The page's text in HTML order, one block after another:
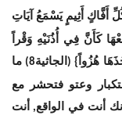
أَفَّاكٍ أَثِيمٍ يَسْمَعُ آيَاتِ
كَأَنَّ فِي أُذُنَيْهِ وَقْراً
هُزُواً } ( الجاثية8) ما
وعتو فتحشر مع
أنت في الواقع, أنت